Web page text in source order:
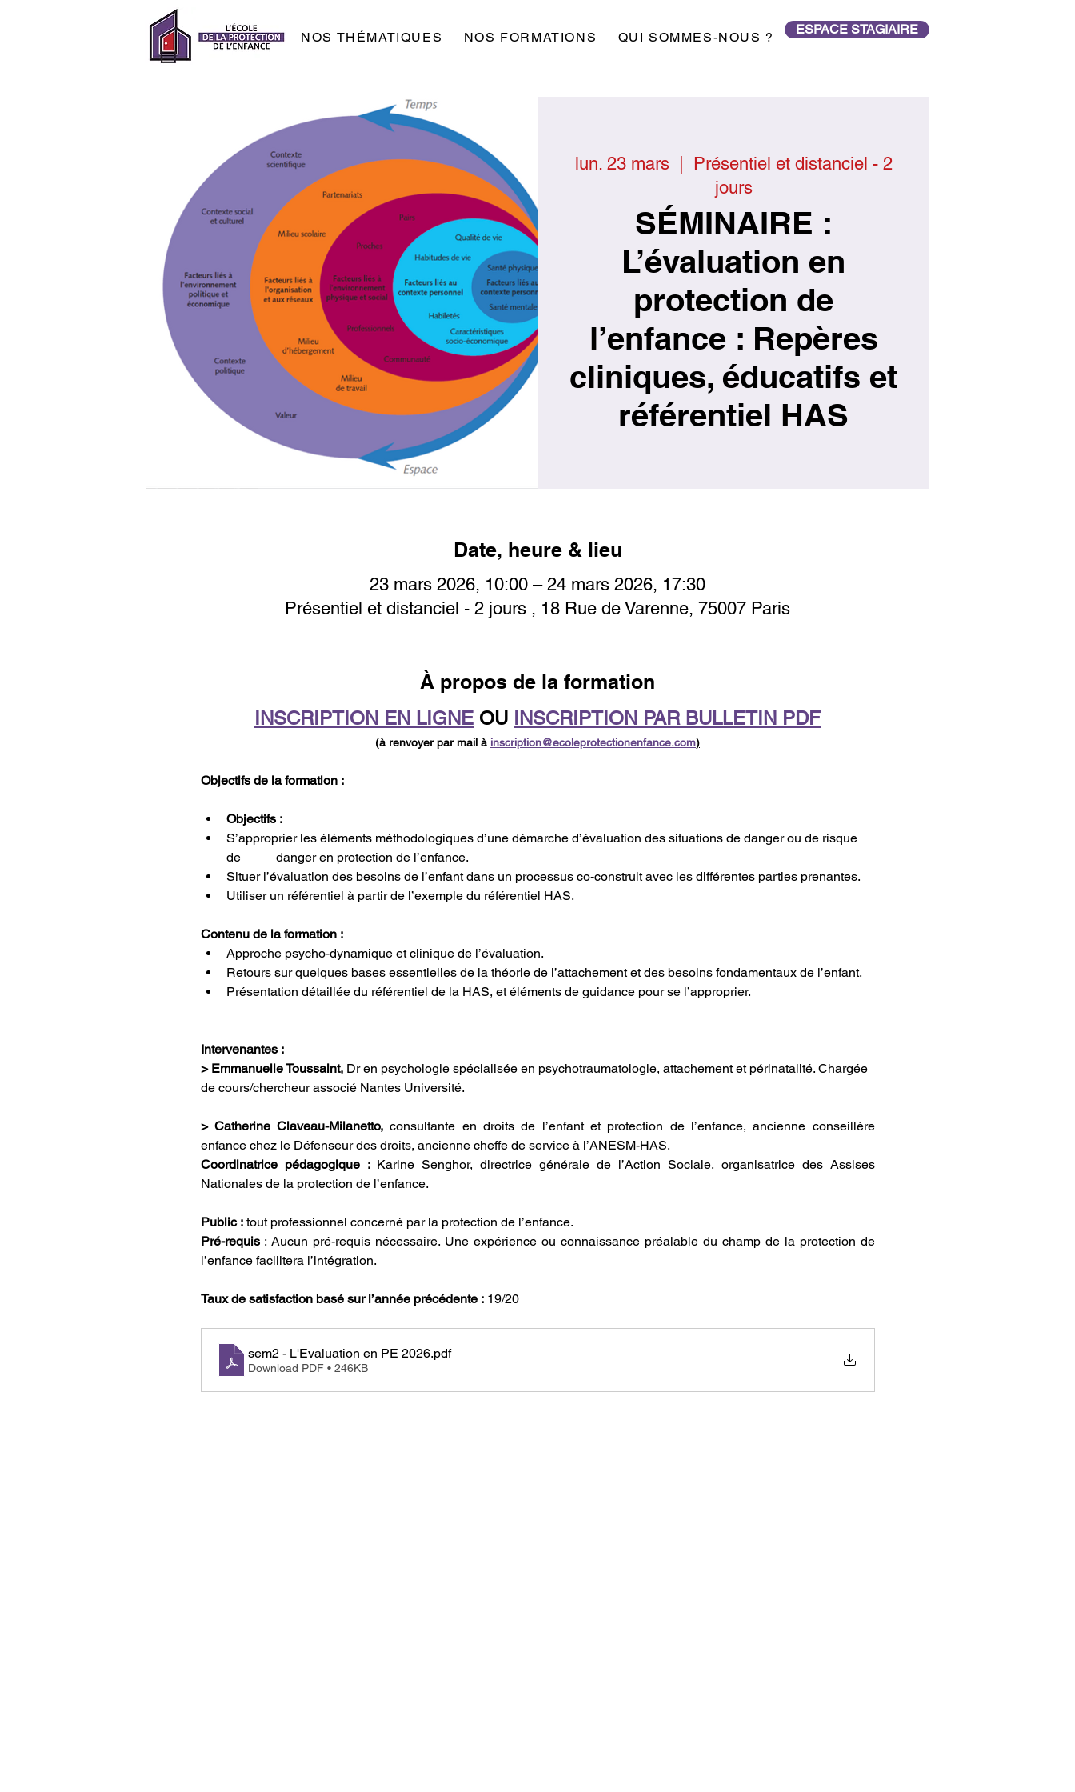
NOS THÉMATIQUES NOS FORMATIONS QUI SOMMES-NOUS ?
ESPACE STAGIAIRE
lun. 23 mars
  |
Présentiel et distanciel - 2
jours
SÉMINAIRE :
L’évaluation en
protection de
l’enfance : Repères
cliniques, éducatifs et
référentiel HAS
Date, heure & lieu
23 mars 2026, 10:00 – 24 mars 2026, 17:30
Présentiel et distanciel - 2 jours , 18 Rue de Varenne, 75007 Paris
À propos de la formation
INSCRIPTION EN LIGNE OU INSCRIPTION PAR BULLETIN PDF
(à renvoyer par mail à inscription@ecoleprotectionenfance.com)
Objectifs de la formation :
Objectifs :
S’approprier les éléments méthodologiques d’une démarche d’évaluation des situations de danger ou de risque
de           danger en protection de l’enfance.
Situer l’évaluation des besoins de l’enfant dans un processus co-construit avec les différentes parties prenantes.
Utiliser un référentiel à partir de l’exemple du référentiel HAS.
Contenu de la formation :
Approche psycho-dynamique et clinique de l’évaluation.
Retours sur quelques bases essentielles de la théorie de l’attachement et des besoins fondamentaux de l’enfant.
Présentation détaillée du référentiel de la HAS, et éléments de guidance pour se l’approprier.
Intervenantes :
> Emmanuelle Toussaint, Dr en psychologie spécialisée en psychotraumatologie, attachement et périnatalité. Chargée
de cours/chercheur associé Nantes Université.
> Catherine Claveau-Milanetto, consultante en droits de l’enfant et protection de l’enfance, ancienne conseillère
enfance chez le Défenseur des droits, ancienne cheffe de service à l’ANESM-HAS.
Coordinatrice pédagogique : Karine Senghor, directrice générale de l’Action Sociale, organisatrice des Assises
Nationales de la protection de l’enfance.
Public : tout professionnel concerné par la protection de l’enfance.
Pré-requis : Aucun pré-requis nécessaire. Une expérience ou connaissance préalable du champ de la protection de
l’enfance facilitera l’intégration.
Taux de satisfaction basé sur l’année précédente : 19/20
sem2 - L'Evaluation en PE 2026.pdf
Download PDF • 246KB